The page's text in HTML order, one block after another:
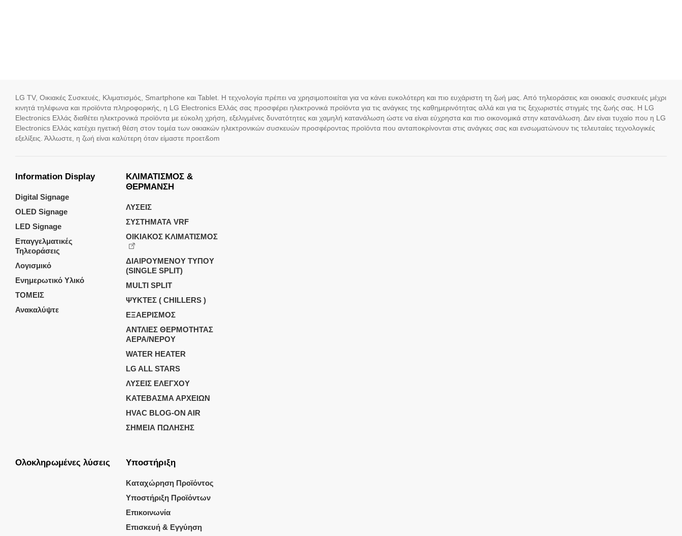
LG TV, Οικιακές Συσκευές, Κλιματισμός, Smartphone και Tablet. Η τεχνολογία πρέπει να χρησιμοποιείται για να κάνει ευκολότερη και πιο ευχάριστη τη ζωή μας. Από τηλεοράσεις και οικιακές συσκευές μέχρι
κινητά τηλέφωνα και προϊόντα πληροφορικής, η LG Electronics Ελλάς σας προσφέρει ηλεκτρονικά προϊόντα για τις ανάγκες της καθημερινότητας αλλά και για τις ξεχωριστές στιγμές της ζωής σας. Η LG
Electronics Ελλάς διαθέτει ηλεκτρονικά προϊόντα με εύκολη χρήση, εξελιγμένες δυνατότητες και χαμηλή κατανάλωση ώστε να είναι εύχρηστα και πιο οικονομικά στην κατανάλωση. Δεν είναι τυχαίο που η LG
Electronics Ελλάς κατέχει ηγετική θέση στον τομέα των οικιακών ηλεκτρονικών συσκευών προσφέροντας προϊόντα που ανταποκρίνονται στις ανάγκες σας και ενσωματώνουν τις τελευταίες τεχνολογικές
εξελίξεις. Άλλωστε, η ζωή είναι καλύτερη όταν είμαστε προετ&om
Information Display
Digital Signage
OLED Signage
LED Signage
Επαγγελματικές
Τηλεοράσεις
Λογισμικό
Ενημερωτικό Υλικό
ΤΟΜΕΙΣ
Ανακαλύψτε
ΚΛΙΜΑΤΙΣΜΟΣ &
ΘΕΡΜΑΝΣΗ
ΛΥΣΕΙΣ
ΣΥΣΤΗΜΑΤΑ VRF
ΟΙΚΙΑΚΟΣ ΚΛΙΜΑΤΙΣΜΟΣ
ΔΙΑΙΡΟΥΜΕΝΟΥ ΤΥΠΟΥ
(SINGLE SPLIT)
MULTI SPLIT
ΨΥΚΤΕΣ ( CHILLERS )
ΕΞΑΕΡΙΣΜΟΣ
ΑΝΤΛΙΕΣ ΘΕΡΜΟΤΗΤΑΣ
ΑΕΡΑ/ΝΕΡΟΥ
WATER HEATER
LG ALL STARS
ΛΥΣΕΙΣ ΕΛΕΓΧΟΥ
ΚΑΤΕΒΑΣΜΑ ΑΡΧΕΙΩΝ
HVAC BLOG-ON AIR
ΣΗΜΕΙΑ ΠΩΛΗΣΗΣ
Ολοκληρωμένες λύσεις Υποστήριξη
Καταχώρηση Προϊόντος
Υποστήριξη Προϊόντων
Επικοινωνία
Επισκευή & Εγγύηση